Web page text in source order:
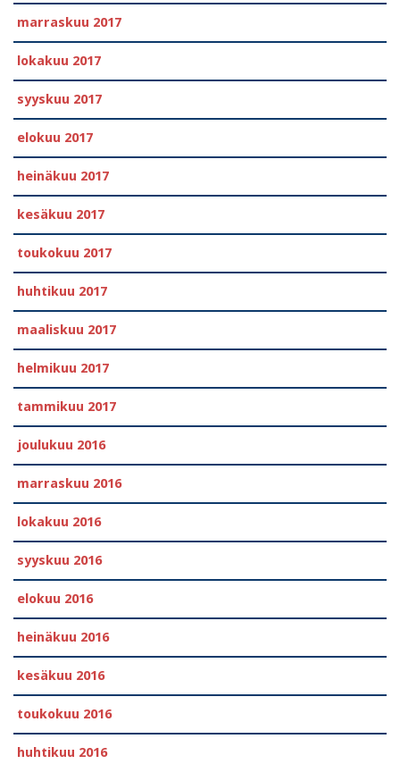
marraskuu 2017
lokakuu 2017
syyskuu 2017
elokuu 2017
heinäkuu 2017
kesäkuu 2017
toukokuu 2017
huhtikuu 2017
maaliskuu 2017
helmikuu 2017
tammikuu 2017
joulukuu 2016
marraskuu 2016
lokakuu 2016
syyskuu 2016
elokuu 2016
heinäkuu 2016
kesäkuu 2016
toukokuu 2016
huhtikuu 2016